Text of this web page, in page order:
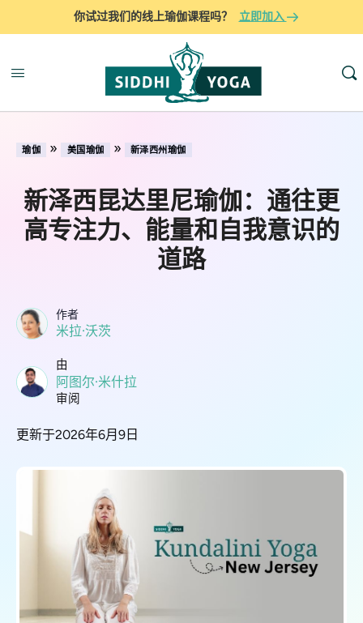
你试过我们的线上瑜伽课程吗？ 立即加入
瑜伽 » 美国瑜伽 » 新泽西州瑜伽
新泽西昆达里尼瑜伽：通往更
高专注力、能量和自我意识的
道路
作者
米拉·沃茨
由
阿图尔·米什拉
审阅
更新于2026年6月9日